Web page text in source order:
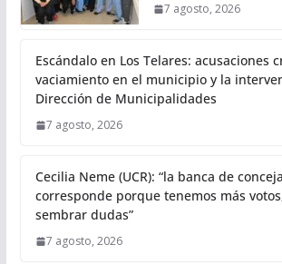
7 agosto, 2026
Escándalo en Los Telares: acusaciones
vaciamiento en el municipio y la
Dirección de Municipalidades
7 agosto, 2026
Cecilia Neme (UCR): “la banca de
corresponde porque tenemos más
sembrar dudas”
7 agosto, 2026